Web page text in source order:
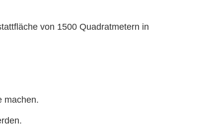
von 1500 Quadratmetern in
machen.